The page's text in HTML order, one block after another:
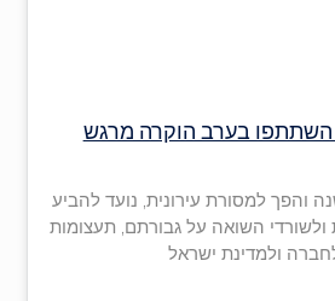
השתתפו בערב הוקרה מרגש
והפך למסורת עירונית, נועד להביע
השואה על גבורתם, תעצומות
ולמדינת ישראל